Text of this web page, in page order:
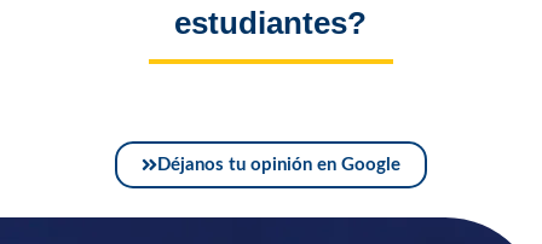
estudiantes?
Déjanos tu opinión en Google